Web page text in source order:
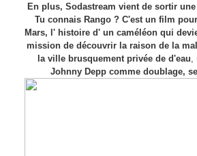
En plus, Sodastream vient de sortir une
Tu connais Rango ? C'est un film
Mars, l' histoire d' un caméléon qui
mission de découvrir la raison de la
la ville brusquement privée de d'eau,
Johnny Depp comme doublage,